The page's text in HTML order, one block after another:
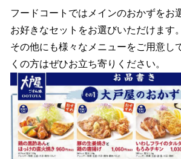
フードコートではメインのおかずをお
お好きなセットをお選びいただけます。
その他にも様々なメニューをご用意し
くの方はぜひお立ち寄りください。